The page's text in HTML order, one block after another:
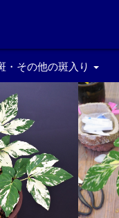
・その他の斑入り
他